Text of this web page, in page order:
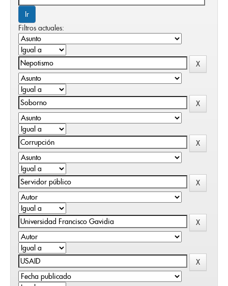
Filtros actuales: